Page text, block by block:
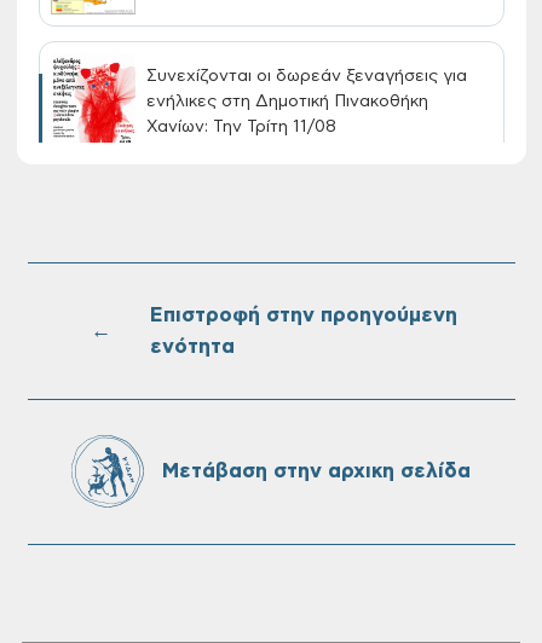
Συνεχίζονται οι δωρεάν ξεναγήσεις για
ενήλικες στη Δημοτική Πινακοθήκη
Χανίων: Την Τρίτη 11/08
Τακτική συνεδρίαση Δημοτικής Επιτροπής
←
Επιστροφή στην προηγούμενη
ενότητα
Μετάβαση στην αρχικη σελίδα